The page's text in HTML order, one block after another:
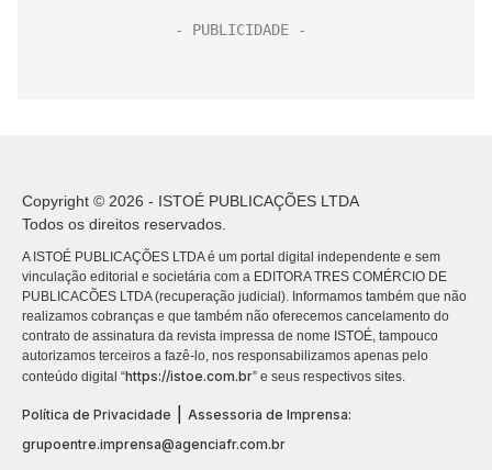
Copyright © 2026 - ISTOÉ PUBLICAÇÕES LTDA
Todos os direitos reservados.
A ISTOÉ PUBLICAÇÕES LTDA é um portal digital independente e sem
vinculação editorial e societária com a EDITORA TRES COMÉRCIO DE
PUBLICACÕES LTDA (recuperação judicial). Informamos também que não
realizamos cobranças e que também não oferecemos cancelamento do
contrato de assinatura da revista impressa de nome ISTOÉ, tampouco
autorizamos terceiros a fazê-lo, nos responsabilizamos apenas pelo
conteúdo digital “https://istoe.com.br” e seus respectivos sites.
Política de Privacidade
Assessoria de Imprensa:
grupoentre.imprensa@agenciafr.com.br